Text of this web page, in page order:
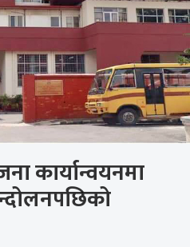
कार्यान्वयनमा